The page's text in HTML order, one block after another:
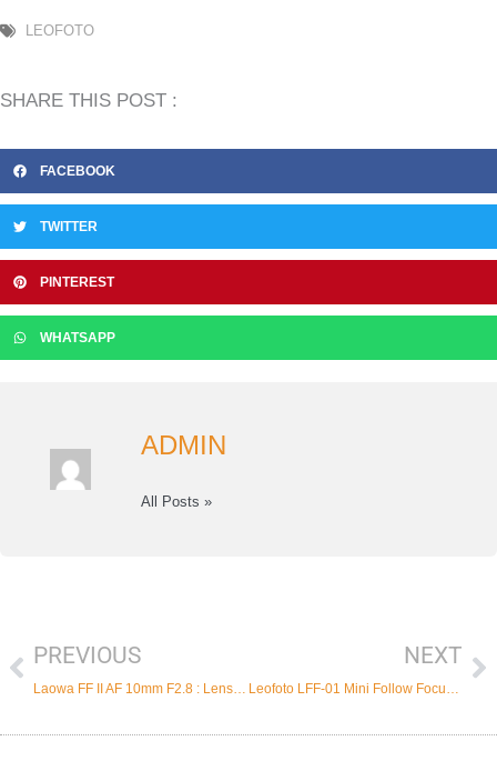
LEOFOTO
SHARE THIS POST :
FACEBOOK
TWITTER
PINTEREST
WHATSAPP
ADMIN
All Posts »
PrevPREVIOUS NEXT